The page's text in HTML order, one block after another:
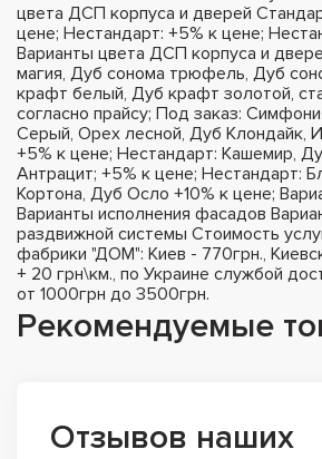
цвета ДСП корпуса и дверей
цене; Нестандарт: +5% к цене;
Варианты цвета ДСП корпуса и
магия, Дуб сонома трюфель, Дуб
крафт белый, Дуб крафт золотой,
согласно прайсу; Под заказ:
Серый, Орех лесной, Дуб Клондайк,
+5% к цене; Нестандарт: Кашемир,
Антрацит; +5% к цене; Нестандарт:
Кортона, Дуб Осло +10% к цене;
Варианты исполнения фасадов
раздвижной системы Стоимость
фабрики "ДОМ": Киев - 770грн.,
+ 20 грн\км., по Украине службой
от 1000грн до 3500грн.
Рекомендуемые
Отзывов наших